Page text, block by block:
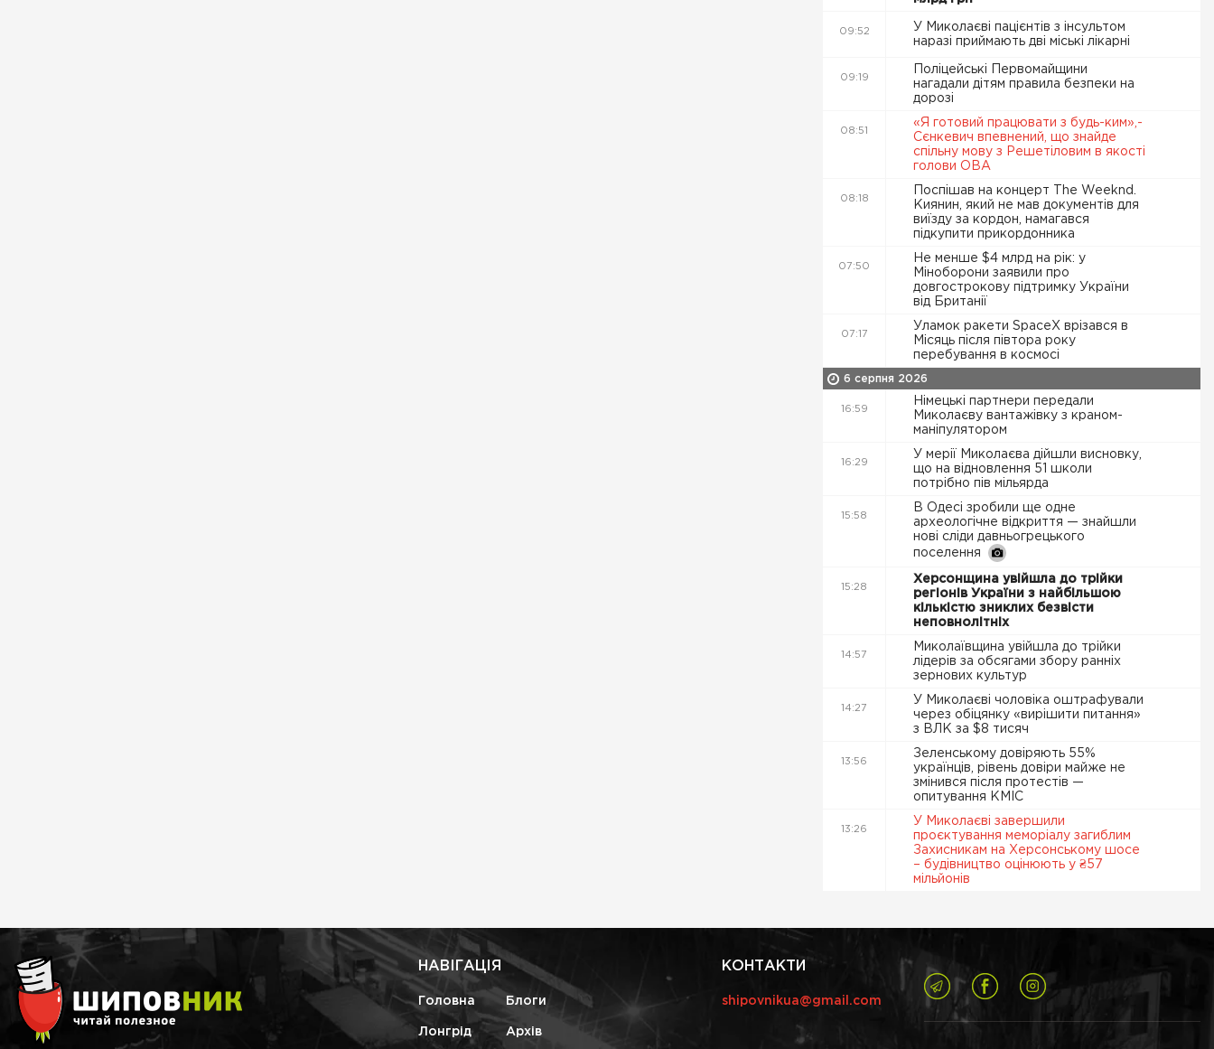
09:52
У Миколаєві пацієнтів з інсультом
наразі приймають дві міські лікарні
09:19
Поліцейські Первомайщини
нагадали дітям правила безпеки на
дорозі
08:51
«Я готовий працювати з будь-ким»,-
Сєнкевич впевнений, що знайде
спільну мову з Решетіловим в якості
голови ОВА
08:18
Поспішав на концерт The Weeknd.
Киянин, який не мав документів для
виїзду за кордон, намагався
підкупити прикордонника
07:50
Не менше $4 млрд на рік: у
Міноборони заявили про
довгострокову підтримку України
від Британії
07:17
Уламок ракети SpaceX врізався в
Місяць після півтора року
перебування в космосі
6 серпня 2026
16:59
Німецькі партнери передали
Миколаєву вантажівку з краном-
маніпулятором
16:29
У мерії Миколаєва дійшли висновку,
що на відновлення 51 школи
потрібно пів мільярда
15:58
В Одесі зробили ще одне
археологічне відкриття — знайшли
нові сліди давньогрецького
поселення
15:28
Херсонщина увійшла до трійки
регіонів України з найбільшою
кількістю зниклих безвісти
неповнолітніх
14:57
Миколаївщина увійшла до трійки
лідерів за обсягами збору ранніх
зернових культур
14:27
У Миколаєві чоловіка оштрафували
через обіцянку «вирішити питання»
з ВЛК за $8 тисяч
13:56
Зеленському довіряють 55%
українців, рівень довіри майже не
змінився після протестів —
опитування КМІС
13:26
У Миколаєві завершили
проєктування меморіалу загиблим
Захисникам на Херсонському шосе
– будівництво оцінюють у ₴57
мільйонів
НАВІГАЦІЯ
Головна Блоги
Лонгрід Архів
КОНТАКТИ
shipovnikua@gmail.com